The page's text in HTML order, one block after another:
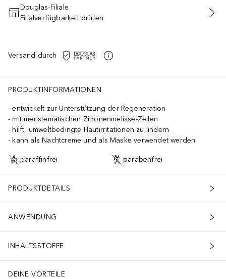
IN DEN WARENKORB
Douglas-Filiale
Filialverfügbarkeit prüfen
Versand durch
PRODUKTINFORMATIONEN
entwickelt zur Unterstützung der Regeneration
mit meristematischen Zitronenmelisse-Zellen
hilft, umweltbedingte Hautirritationen zu lindern
kann als Nachtcreme und als Maske verwendet werden
paraffinfrei parabenfrei
PRODUKTDETAILS
ANWENDUNG
INHALTSSTOFFE
DEINE VORTEILE